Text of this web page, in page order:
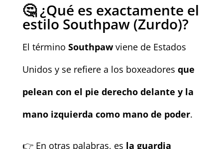
🤔 ¿Qué es exactamente el
estilo Southpaw (Zurdo)?
El término Southpawviene de Estados
Unidos y se refiere a los boxeadores que
pelean con el pie derecho delante y la
mano izquierda como mano de poder.
👉 En otras palabras, es la guardia